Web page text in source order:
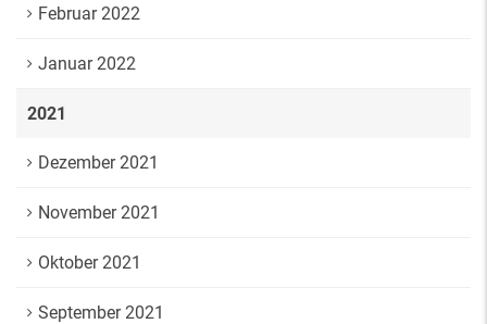
Februar 2022
Januar 2022
2021
Dezember 2021
November 2021
Oktober 2021
September 2021